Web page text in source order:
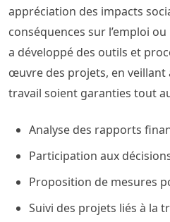
appréciation des impacts
conséquences sur l’emploi
a développé des outils et
œuvre des projets, en veillant
travail soient garanties tout
Analyse des rapports
Participation aux
Proposition de mesures
Suivi des projets liés à la